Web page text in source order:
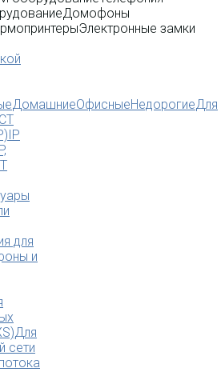
Домофоны
Электронные замки
ДомашниеОфисныеНедорогиеДля
IP
для
и
Для
сети